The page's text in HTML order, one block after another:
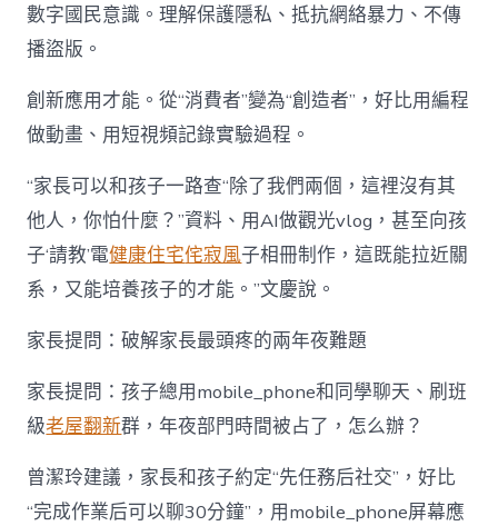
數字國民意識。理解保護隱私、抵抗網絡暴力、不傳
播盜版。
創新應用才能。從“消費者”變為“創造者”，好比用編程
做動畫、用短視頻記錄實驗過程。
“家長可以和孩子一路查“除了我們兩個，這裡沒有其
他人，你怕什麼？”資料、用AI做觀光vlog，甚至向孩
子‘請教’電健康住宅侘寂風子相冊制作，這既能拉近關
系，又能培養孩子的才能。”文慶說。
家長提問：破解家長最頭疼的兩年夜難題
家長提問：孩子總用mobile_phone和同學聊天、刷班
級老屋翻新群，年夜部門時間被占了，怎么辦？
曾潔玲建議，家長和孩子約定“先任務后社交”，好比
“完成作業后可以聊30分鐘”，用mobile_phone屏幕應